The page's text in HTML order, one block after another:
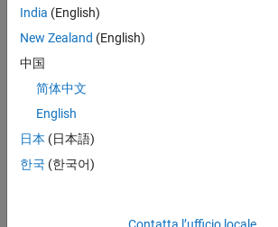
wa
clas
sify
into
four
India (English)
New Zealand (English)
中国
简体中文
English
日本 (日本語)
한국 (한국어)